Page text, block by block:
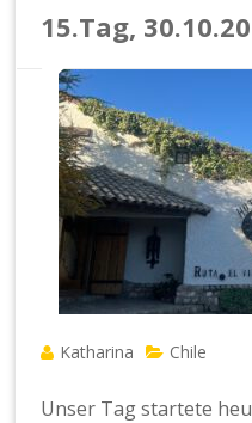
15.Tag,
Katharina Chile
Unser Tag startete